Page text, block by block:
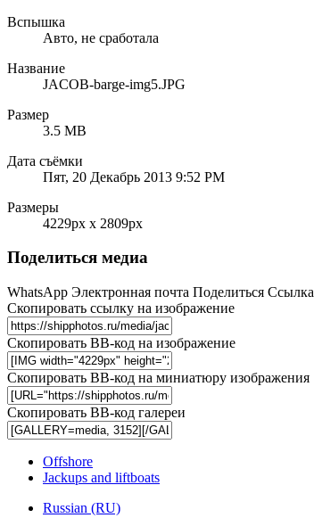
Вспышка
Авто, не сработала
Название
JACOB-barge-img5.JPG
Размер
3.5 MB
Дата съёмки
Пят, 20 Декабрь 2013 9:52 PM
Размеры
4229px x 2809px
Поделиться медиа
WhatsApp Электронная почта Поделиться Ссылка
Скопировать ссылку на изображение
Скопировать BB-код на изображение
Скопировать BB-код на миниатюру изображения
Скопировать BB-код галереи
Offshore
Jackups and liftboats
Russian (RU)